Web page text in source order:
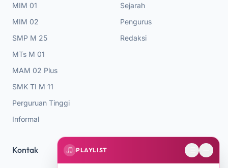
MIM 01
MIM 02
SMP M 25
MTs M 01
MAM 02 Plus
SMK TI M 11
Perguruan Tinggi
Informal
Sejarah
Pengurus
Redaksi
Kontak PLAYLIST